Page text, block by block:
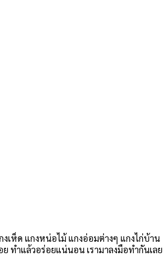
เห็ด แกงหน่อไม้ แกงอ่อมต่างๆ แกงไก่บ้าน
ทำแล้วอร่อยแน่นอน เรามาลงมือทำกันเลย